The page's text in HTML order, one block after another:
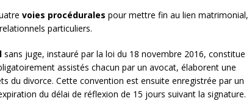
voies procédurales pour mettre fin au lien matrimonial,
particuliers.
sans juge, instauré par la loi du 18 novembre 2016, constitue
assistés chacun par un avocat, élaborent une
du divorce. Cette convention est ensuite enregistrée par un
du délai de réflexion de 15 jours suivant la signature.